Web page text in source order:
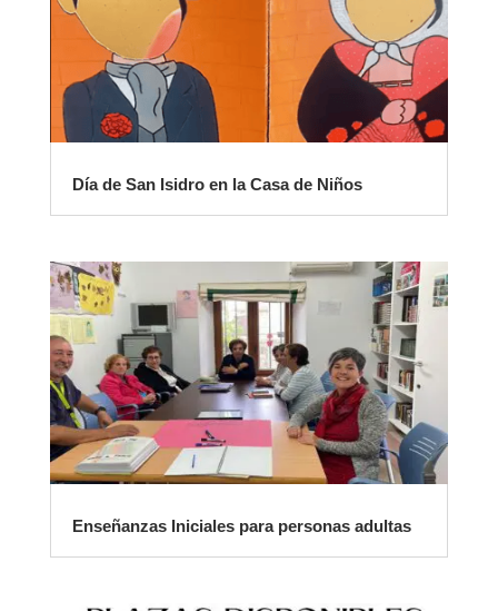
Día de San Isidro en la Casa de Niños
Enseñanzas Iniciales para personas adultas